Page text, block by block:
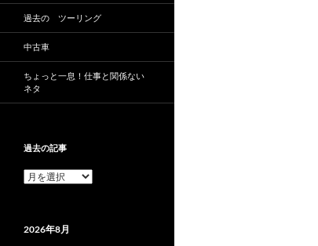
過去の ツーリング
中古車
ちょっと一息！仕事と関係ない
ネタ
過去の記事
過
事
2026年8月